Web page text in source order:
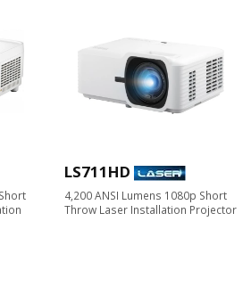
LS711HD
4,200 ANSI Lumens 1080p Short
Throw Laser Installation Projector